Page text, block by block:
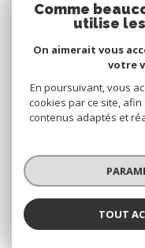
© 2026
Nos honoraires
Comme
utilise
On aimerait vous
votre
En poursuivant, vous
cookies par ce site,
contenus adaptés et
TOUT